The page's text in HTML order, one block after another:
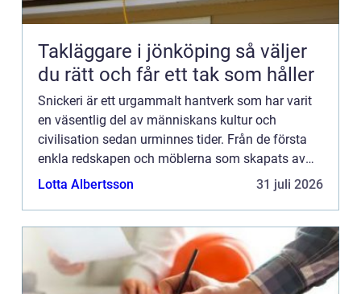
Takläggare i jönköping så väljer
du rätt och får ett tak som håller
Snickeri är ett urgammalt hantverk som har varit
en väsentlig del av människans kultur och
civilisation sedan urminnes tider. Från de första
enkla redskapen och möblerna som skapats av
våra förfäder till...
Lotta Albertsson 31 juli 2026